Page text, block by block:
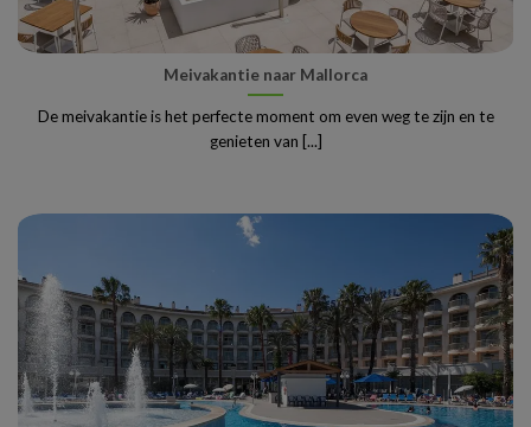
Meivakantie naar Mallorca
De meivakantie is het perfecte moment om even weg te zijn en te
genieten van [...]